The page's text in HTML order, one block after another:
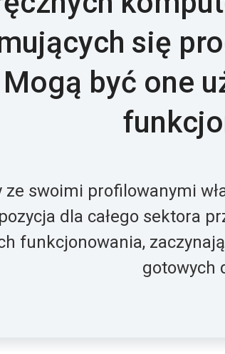
się
być one
ze swoimi profilowanymi
dla całego sektora
funkcjonowania,
gotowych